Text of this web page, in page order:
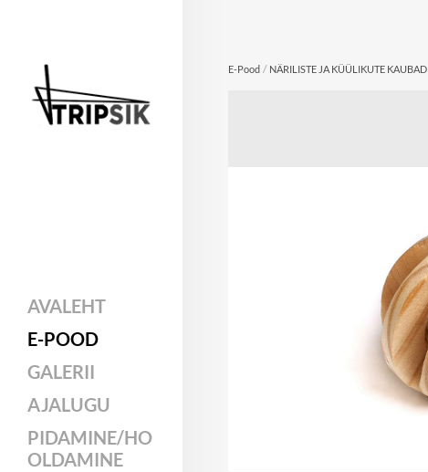
AVALEHT
E-POOD
GALERII
AJALUGU
PIDAMINE/HO
OLDAMINE
E-Pood / NÄRILISTE JA KÜÜLIKUTE KAUBAD